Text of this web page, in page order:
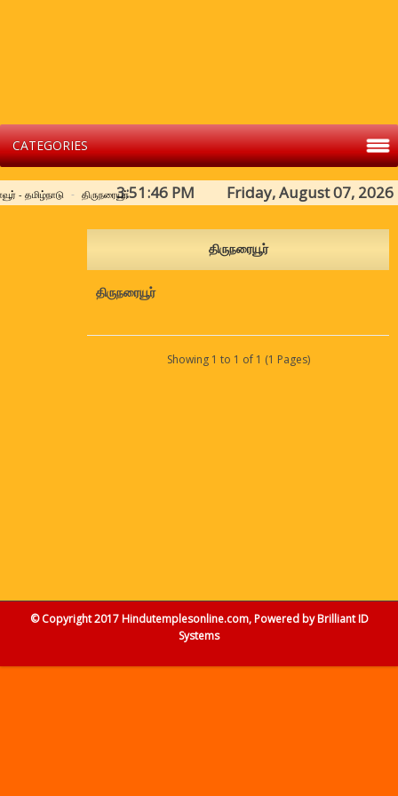
CATEGORIES
3:51:46 PM Friday, August 07, 2026
- தமிழ்நாடு திருநரையூர்
திருநரையூர்
திருநரையூர்
Showing 1 to 1 of 1 (1 Pages)
© Copyright 2017 Hindutemplesonline.com, Powered byBrilliant ID
Systems